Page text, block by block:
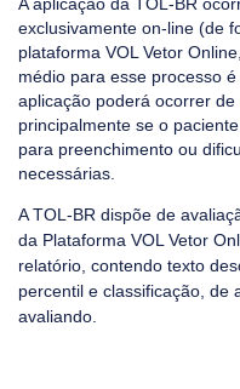
exclusivamente on-line (de
plataforma VOL Vetor
médio para esse processo
aplicação poderá ocorrer de
principalmente se o
para preenchimento ou
necessárias.
A TOL-BR dispõe de
da Plataforma VOL Vetor
relatório, contendo texto
percentil e classificação, de
avaliando.